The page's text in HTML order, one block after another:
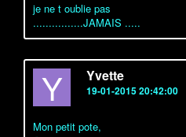
je ne t oublie pas
................JAMAIS .....
Y Yvette
19-01-2015 20:42:00
Mon petit pote,